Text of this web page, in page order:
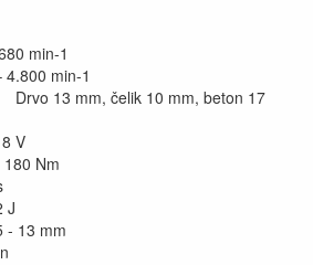
min-1
min-1
13 mm, čelik 10 mm, beton 17
V
Nm
J
13 mm